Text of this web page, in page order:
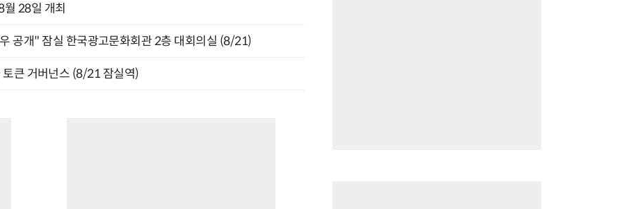
28일 개최
공개" 잠실 한국광고문화회관 2층 대회의실 (8/21)
큰 거버넌스 (8/21 잠실역)